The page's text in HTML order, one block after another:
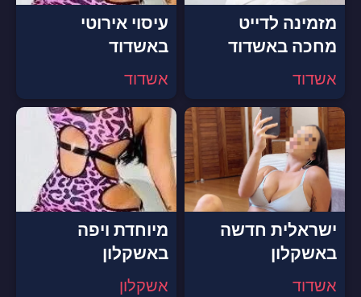
מזמינה לדייט
מחכה באשדוד
אשדוד
עיסוי אירוטי
באשדוד
אשדוד
ישראלית חדשה
באשקלון
אשדוד
מיוחדת ויפה
באשקלון
אשקלון